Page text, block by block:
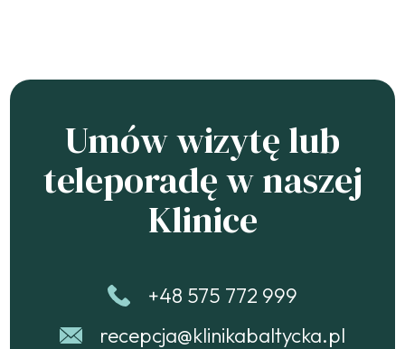
Umów wizytę lub
teleporadę w naszej
Klinice
+48 575 772 999
recepcja@klinikabaltycka.pl